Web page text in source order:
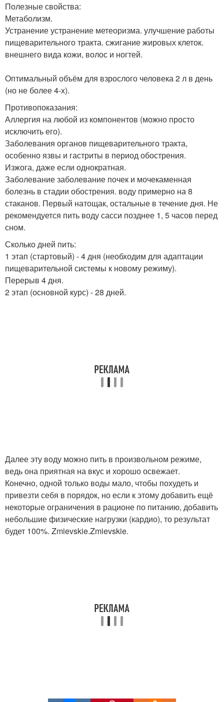
Полезные свойства:
Метаболизм.
Устранение устранение метеоризма. улучшение работы
пищеварительного тракта. сжигание жировых клеток.
внешнего вида кожи, волос и ногтей.
Оптимальный объём для взрослого человека 2 л в день
(но не более 4-х).
Противопоказания:
Аллергия на любой из компонентов (можно просто
исключить его).
Заболевания органов пищеварительного тракта,
особенно язвы и гастриты в период обострения.
Изжога, даже если однократная.
Заболевание заболевание почек и мочекаменная
болезнь в стадии обострения. воду примерно на 8
стаканов. Первый натощак, остальные в течение дня. Не
рекомендуется пить воду сасси позднее 1, 5 часов перед
сном.
Сколько дней пить:
1 этап (стартовый) - 4 дня (необходим для адаптации
пищеварительной системы к новому режиму).
Перерыв 4 дня.
2 этап (основной курс) - 28 дней.
Далее эту воду можно пить в произвольном режиме,
ведь она приятная на вкус и хорошо освежает.
Конечно, одной только воды мало, чтобы похудеть и
привезти себя в порядок, но если к этому добавить ещё
некоторые ограничения в рационе по питанию, добавить
небольшие физические нагрузки (кардио), то результат
будет 100%. Zmievskie.Zmievskie.